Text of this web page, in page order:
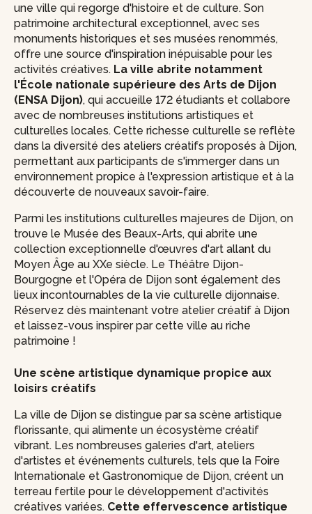
une ville qui regorge d'histoire et de culture. Son
patrimoine architectural exceptionnel, avec ses
monuments historiques et ses musées renommés,
offre une source d'inspiration inépuisable pour les
activités créatives. La ville abrite notamment
l'École nationale supérieure des Arts de Dijon
(ENSA Dijon), qui accueille 172 étudiants et collabore
avec de nombreuses institutions artistiques et
culturelles locales. Cette richesse culturelle se reflète
dans la diversité des ateliers créatifs proposés à Dijon,
permettant aux participants de s'immerger dans un
environnement propice à l'expression artistique et à la
découverte de nouveaux savoir-faire.
Parmi les institutions culturelles majeures de Dijon, on
trouve le Musée des Beaux-Arts, qui abrite une
collection exceptionnelle d'œuvres d'art allant du
Moyen Âge au XXe siècle. Le Théâtre Dijon-
Bourgogne et l'Opéra de Dijon sont également des
lieux incontournables de la vie culturelle dijonnaise.
Réservez dès maintenant votre atelier créatif à Dijon
et laissez-vous inspirer par cette ville au riche
patrimoine !
Une scène artistique dynamique propice aux
loisirs créatifs
La ville de Dijon se distingue par sa scène artistique
florissante, qui alimente un écosystème créatif
vibrant. Les nombreuses galeries d'art, ateliers
d'artistes et événements culturels, tels que la Foire
Internationale et Gastronomique de Dijon, créent un
terreau fertile pour le développement d'activités
créatives variées. Cette effervescence artistique